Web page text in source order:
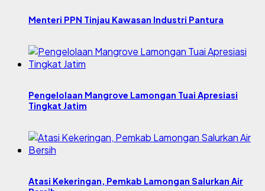
Menteri PPN Tinjau Kawasan Industri Pantura
Pengelolaan Mangrove Lamongan Tuai Apresiasi
Tingkat Jatim
Atasi Kekeringan, Pemkab Lamongan Salurkan Air